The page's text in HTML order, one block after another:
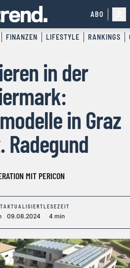
ABO
FINANZEN LIFESTYLE RANKINGS
in der
in Graz
Radegund
MIT PERICON
AKTUALISIERT
09.08.2024
LESEZEIT
4 min